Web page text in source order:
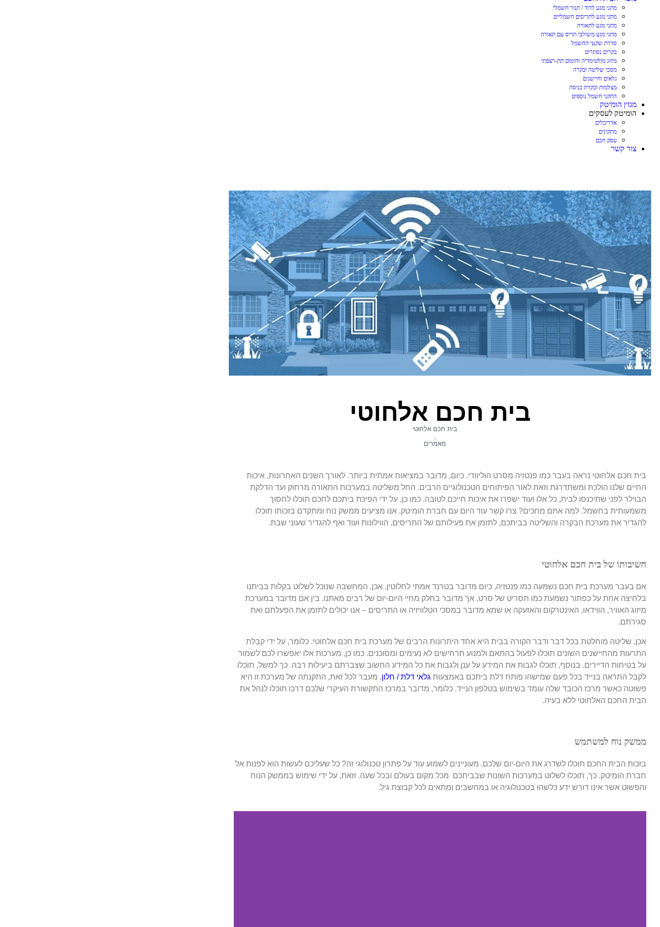
מתגי מגע לדוד / תנור חשמלי
מתגי מגע לתריסים חשמליים
מתגי מגע לתאורה
מתגי מגע משולבי תריס עם תאורה
סדרת שקעי החשמל
בקרים נסתרים
מיזוג מולטימדיה וחימום תת-רצפתי
מסכי שליטה ובקרה
גלאים וחיישנים
מצלמות ובקרת כניסה
התקני חשמל נוספים
מגזין הומיטק
הומיטק לעסקים
אדריכלים
מתקינים
עסק חכם
צור קשר
בית חכם אלחוטי
בית חכם אלחוטי
,
מאמרים
בית חכם אלחוטי נראה בעבר כמו פנטזיה מסרט הוליוודי. כיום, מדובר במציאות אמתית ביותר. לאורך השנים האחרונות, איכות
החיים שלנו הולכת ומשתדרגת וזאת לאור הפיתוחים הטכנולוגיים הרבים. החל משליטה במערכות התאורה מרחוק ועד הדלקת
הבוילר לפני שתיכנסו לבית, כל אלו ועוד ישפרו את איכות חייכם לטובה. כמו כן, על ידי הפיכת ביתכם לחכם תוכלו לחסוך
משמעותית בחשמל. למה אתם מחכים? צרו קשר עוד היום עם חברת הומיטק. אנו מציעים ממשק נוח ומתקדם בזכותו תוכלו
להגדיר את מערכת הבקרה והשליטה בביתכם, לתזמן את פעילותם של התריסים, הווילונות ועוד ואף להגדיר שעוני שבת.
חשיבותו של בית חכם אלחוטי
אם בעבר מערכת בית חכם נשמעה כמו פנטזיה, כיום מדובר בטרנד אמתי לחלוטין. אכן, המחשבה שנוכל לשלוט בקלות בביתנו
בלחיצה אחת על כפתור נשמעת כמו תסריט של סרט, אך מדובר בחלק מחיי היום-יום של רבים מאתנו. בין אם מדובר במערכת
מיזוג האוויר, הווידאו, האינטרקום והאזעקה או שמא מדובר במסכי הטלוויזיה או התריסים – אנו יכולים לתזמן את הפעלתם ואת
סגירתם.
אכן, שליטה מוחלטת בכל דבר ודבר הקורה בבית היא אחד היתרונות הרבים של מערכת בית חכם אלחוטי. כלומר, על ידי קבלת
התרעות מהחיישנים השונים תוכלו לפעול בהתאם ולמנוע תרחישים לא נעימים ומסוכנים. כמו כן, מערכות אלו יאפשרו לכם לשמור
על בטיחות הדיירים. בנוסף, תוכלו לגבות את המידע על ענן ולגבות את כל המידע החשוב שצברתם ביעילות רבה. כך למשל, תוכלו
לקבל התראה בנייד בכל פעם שמישהו פותח דלת ביתכם באמצעות גלאי דלת / חלון. מעבר לכל זאת, התקנתה של מערכת זו היא
פשוטה כאשר מרכז הכובד שלה עומד בשימוש בטלפון הנייד. כלומר, מדובר במרכז התקשורת העיקרי שלכם דרכו תוכלו לנהל את
הבית החכם האלחוטי ללא בעיה.
ממשק נוח למשתמש
בזכות הבית החכם תוכלו לשדרג את היום-יום שלכם. מעוניינים לשמוע עוד על פתרון טכנולוגי זה? כל שעליכם לעשות הוא לפנות אל
חברת הומיטק. כך, תוכלו לשלוט במערכות השונות שבביתכם מכל מקום בעולם ובכל שעה. וזאת, על ידי שימוש בממשק הנוח
והפשוט אשר אינו דורש ידע כלשהו בטכנולוגיה או במחשבים ומתאים לכל קבוצת גיל.